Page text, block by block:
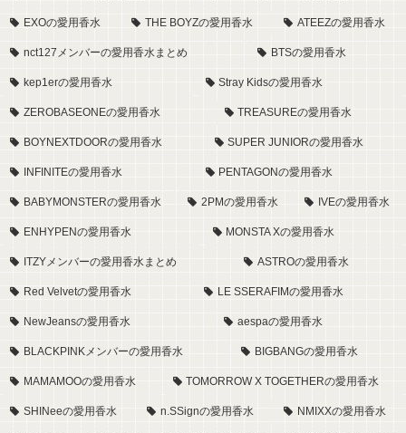
EXOの愛用香水 THE BOYZの愛用香水 ATEEZの愛用香水
nct127メンバーの愛用香水まとめ BTSの愛用香水
kep1erの愛用香水 Stray Kidsの愛用香水
ZEROBASEONEの愛用香水 TREASUREの愛用香水
BOYNEXTDOORの愛用香水 SUPER JUNIORの愛用香水
INFINITEの愛用香水 PENTAGONの愛用香水
BABYMONSTERの愛用香水 2PMの愛用香水 IVEの愛用香水
ENHYPENの愛用香水 MONSTA Xの愛用香水
ITZYメンバーの愛用香水まとめ ASTROの愛用香水
Red Velvetの愛用香水 LE SSERAFIMの愛用香水
NewJeansの愛用香水 aespaの愛用香水
BLACKPINKメンバーの愛用香水 BIGBANGの愛用香水
MAMAMOOの愛用香水 TOMORROW X TOGETHERの愛用香水
SHINeeの愛用香水 n.SSignの愛用香水 NMIXXの愛用香水